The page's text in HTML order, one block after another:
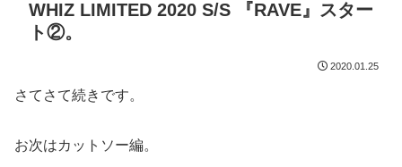
WHIZ LIMITED 2020 S/S 『RAVE』スター
ト②。
2020.01.25
さてさて続きです。
お次はカットソー編。